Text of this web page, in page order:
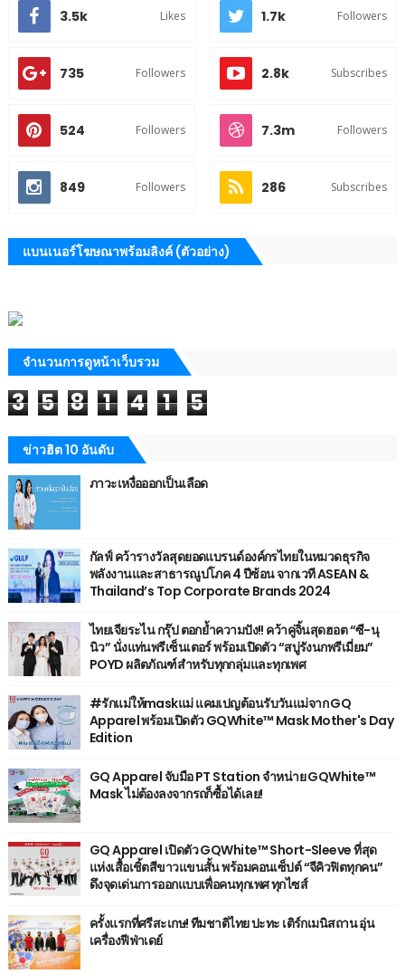
3.5k Likes 1.7k Followers
735 Followers 2.8k Subscribes
524 Followers 7.3m Followers
849 Followers 286 Subscribes
แบนเนอร์โฆษณาพร้อมลิงค์ (ตัวอย่าง)
จำนวนการดูหน้าเว็บรวม
3 5 8 1 4 1 5
ข่าวฮิต 10 อันดับ
ภาวะเหงื่อออกเป็นเลือด
กัลฟ์ คว้ารางวัลสุดยอดแบรนด์องค์กรไทยในหมวดธุรกิจ
พลังงานและสาธารณูปโภค 4 ปีซ้อน จากเวที ASEAN &
Thailand’s Top Corporate Brands 2024
ไทยเจียระไน กรุ๊ป ตอกย้ำความปัง!! คว้าคู่จิ้นสุดฮอต “ซี-นุ
นิว” นั่งแท่นพรีเซ็นเตอร์ พร้อมเปิดตัว “สบู่รังนกพรีเมี่ยม”
POYD ผลิตภัณฑ์สำหรับทุกกลุ่มและทุกเพศ
#รักแม่ให้maskแม่ แคมเปญต้อนรับวันแม่จาก GQ
Apparel พร้อมเปิดตัว GQWhite™ Mask Mother's Day
Edition
GQ Apparel จับมือ PT Station จำหน่าย GQWhite™
Mask ไม่ต้องลงจากรถก็ซื้อได้เลย!
GQ Apparel เปิดตัว GQWhite™ Short-Sleeve ที่สุด
แห่งเสื้อเชิ้ตสีขาวแขนสั้น พร้อมคอนเซ็ปต์ “จีคิวฟิตทุกคน”
ดึงจุดเด่นการออกแบบเพื่อคนทุกเพศ ทุกไซส์
ครั้งแรกที่ศรีสะเกษ! ทีมชาติไทย ปะทะ เติร์กเมนิสถาน อุ่น
เครื่องฟีฟ่าเดย์